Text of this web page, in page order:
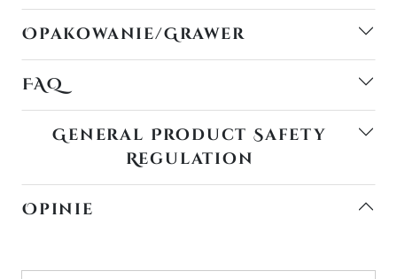
Opakowanie/Grawer
FAQ
General Product Safety
Regulation
Opinie